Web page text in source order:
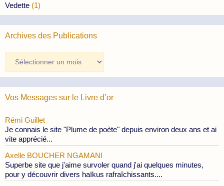
Vedette (1)
Archives des Publications
des
Publications
Vos Messages sur le Livre d’or
Rémi Guillet
Je connais le site "Plume de poète" depuis environ deux ans et ai
vite apprécié...
Axelle BOUCHER NGAMANI
Superbe site que j'aime survoler quand j'ai quelques minutes,
pour y découvrir divers haïkus rafraîchissants....